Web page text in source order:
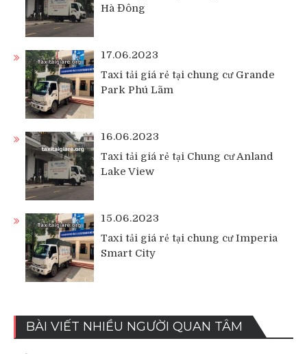
Hà Đông
17.06.2023
Taxi tải giá rẻ tại chung cư Grande
Park Phú Lãm
16.06.2023
Taxi tải giá rẻ tại Chung cư Anland
Lake View
15.06.2023
Taxi tải giá rẻ tại chung cư Imperia
Smart City
BÀI VIẾT NHIỀU NGƯỜI QUAN TÂM